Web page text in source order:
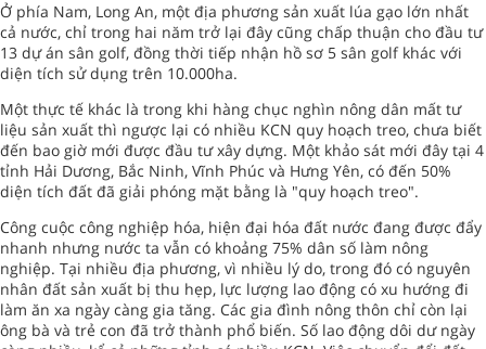
Ở phía Nam, Long An, một địa phương sản xuất lúa gạo lớn nhất
cả nước, chỉ trong hai năm trở lại đây cũng chấp thuận cho đầu tư
13 dự án sân golf, đồng thời tiếp nhận hồ sơ 5 sân golf khác với
diện tích sử dụng trên 10.000ha.
Một thực tế khác là trong khi hàng chục nghìn nông dân mất tư
liệu sản xuất thì ngược lại có nhiều KCN quy hoạch treo, chưa biết
đến bao giờ mới được đầu tư xây dựng. Một khảo sát mới đây tại 4
tỉnh Hải Dương, Bắc Ninh, Vĩnh Phúc và Hưng Yên, có đến 50%
diện tích đất đã giải phóng mặt bằng là "quy hoạch treo".
Công cuộc công nghiệp hóa, hiện đại hóa đất nước đang được đẩy
nhanh nhưng nước ta vẫn có khoảng 75% dân số làm nông
nghiệp. Tại nhiều địa phương, vì nhiều lý do, trong đó có nguyên
nhân đất sản xuất bị thu hẹp, lực lượng lao động có xu hướng đi
làm ăn xa ngày càng gia tăng. Các gia đình nông thôn chỉ còn lại
ông bà và trẻ con đã trở thành phổ biến. Số lao động dôi dư ngày